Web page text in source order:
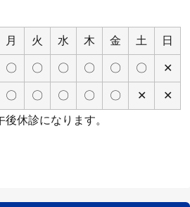
月 火 水 木 金 土 日
〇 〇 〇 〇 〇 〇 ✕
〇 〇 〇 〇 〇 ✕ ✕
休診になります。